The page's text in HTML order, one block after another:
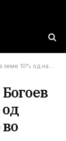
тендер во Царина?